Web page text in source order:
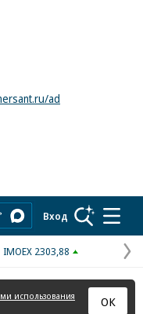
ad
Вход
IMOEX 2303,88
использования
ОК